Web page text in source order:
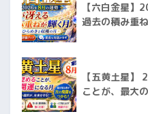
【六白金星】
過去の積み重
【五黄土星】
ことが、最大